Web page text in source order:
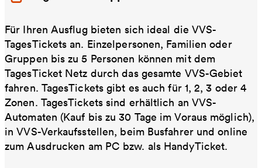
Für Ihren Ausflug bieten sich ideal die VVS-
TagesTickets an. Einzelpersonen, Familien oder
Gruppen bis zu 5 Personen können mit dem
TagesTicket Netz durch das gesamte VVS-Gebiet
fahren. TagesTickets gibt es auch für 1, 2, 3 oder 4
Zonen. TagesTickets sind erhältlich an VVS-
Automaten (Kauf bis zu 30 Tage im Voraus möglich),
in VVS-Verkaufsstellen, beim Busfahrer und online
zum Ausdrucken am PC bzw. als HandyTicket.